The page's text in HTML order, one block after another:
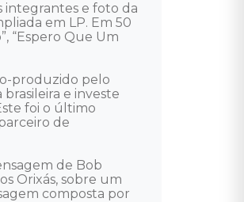
integrantes e foto da
em LP. Em 50
“Espero Que Um
produzido pelo
e investe
foi o último
de
de Bob
Orixás, sobre um
composta por